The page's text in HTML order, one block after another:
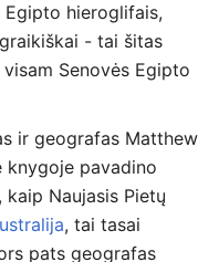
hieroglifais,
- tai šitas
Senovės Egipto
ir geografas Matthew
knygoje pavadino
kaip Naujasis Pietų
, tai tasai
pats geografas